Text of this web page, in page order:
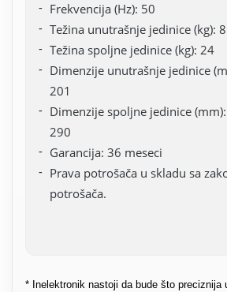
Frekvencija (Hz): 50
Težina unutrašnje jedinice (kg): 8
Težina spoljne jedinice (kg): 24
Dimenzije unutrašnje jedinice
201
Dimenzije spoljne jedinice
290
Garancija: 36 meseci
Prava potrošača u skladu sa
potrošača.
* Inelektronik nastoji da bude što preciznija